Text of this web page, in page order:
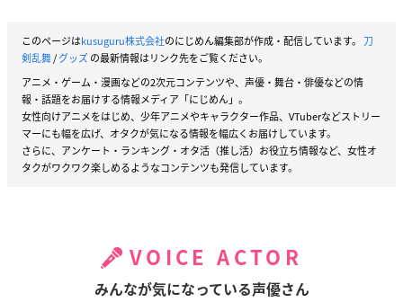
このページはkusuguru株式会社のにじめん編集部が作成・配信しています。 刀
剣乱舞/グッズの最新情報はリンク先をご覧ください。
アニメ・ゲーム・漫画などの2次元コンテンツや、声優・舞台・俳優などの情
報・話題をお届けする情報メディア「にじめん」。
女性向けアニメをはじめ、少年アニメやキャラクター作品、VTuberなどストリー
マーにも幅を広げ、オタクが気になる情報を幅広くお届けしています。
さらに、アンケート・ランキング・オタ活（推し活）お役立ち情報など、女性オ
タクがワクワク楽しめるようなコンテンツも発信しています。
VOICE ACTOR
みんなが気になっている声優さん